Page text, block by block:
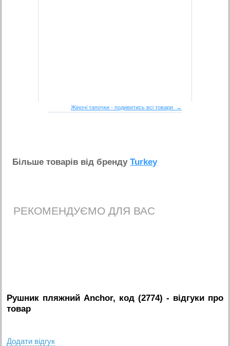
Жіночі тапочки - подивитись всі товари →
Бiльше товарiв вiд брендуTurkey
РЕКОМЕНДУЄМО ДЛЯ ВАС
Рушник пляжний Anchor, код (2774) - вiдгуки про
товар
Додати вiдгук